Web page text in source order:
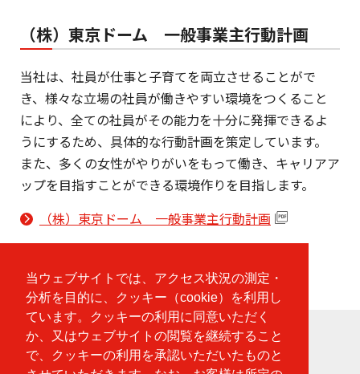
当ウェブサイトでは、アクセス状況の測定・
分析を目的に、クッキー（cookie）を利用し
ています。クッキーの利用に同意いただく
か、又はウェブサイトの閲覧を継続すること
で、クッキーの利用を承認いただいたものと
（株）東京ドーム 一般事業主行動計画
当社は、社員が仕事と子育てを両立させることがで
き、様々な立場の社員が働きやすい環境をつくること
により、全ての社員がその能力を十分に発揮できるよ
うにするため、具体的な行動計画を策定しています。
また、多くの女性がやりがいをもって働き、キャリアア
ップを目指すことができる環境作りを目指します。
（株）東京ドーム 一般事業主行動計画
サイトマップ
利⽤規約